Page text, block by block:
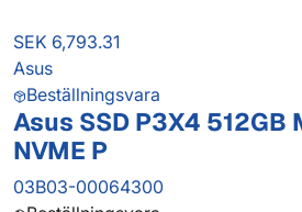
SEK 6,793.31
Asus
Beställningsvara
Asus SSD P3X4 512GB
NVME P
03B03-00064300